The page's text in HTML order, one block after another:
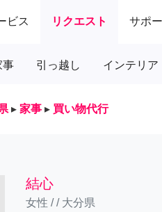
ビス リクエスト サポ
事 引っ越し インテリア
▸ 家事 ▸ 買い物代行
結心
女性 // 大分県